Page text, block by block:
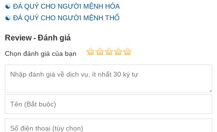
☯ ĐÁ QUÝ CHO NGƯỜI MỆNH HỎA
☯ ĐÁ QUÝ CHO NGƯỜI MỆNH THỔ
Review - Đánh giá
Chọn đánh giá của bạn